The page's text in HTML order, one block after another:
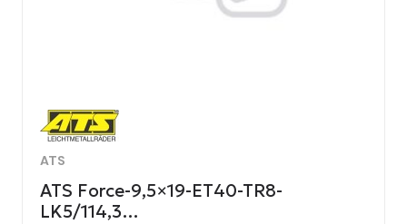
ATS
ATS Force-9,5×19-ET40-TR8-
LK5/114,3…